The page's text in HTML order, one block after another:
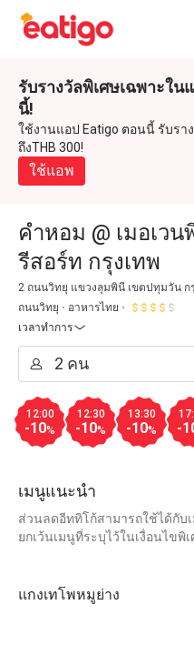
รับรางวัลพิเศษเฉพาะใน
นี้!
ใช้งานแอป Eatigo ตอนนี้ รับรา
ถึงTHB 300!
ใช้แอพ
คำหอม @ เมอเวน
รีสอร์ท กรุงเทพ
2 ถนนวิทยุ แขวงลุมพินี เขตปทุมวัน ก
ถนนวิทยุ
อาหารไทย
เวลาทำการ
12:00
-10%
12:30
-10%
13:30
-10% -
เมนูแนะนำ
ส่วนลดอีททิโก้สามารถใช้ได้กับ
ยกเว้นเมนูที่ระบุไว้ในเงื่อนไขพิ
แกงเทโพหมูย่าง